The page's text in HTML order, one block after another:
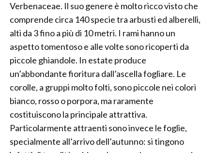
Verbenaceae. Il suo genere è molto ricco visto che
comprende circa 140 specie tra arbusti ed alberelli,
alti da 3 fino a più di 10 metri. I rami hanno un
aspetto tomentoso e alle volte sono ricoperti da
piccole ghiandole. In estate produce
un’abbondante fioritura dall’ascella fogliare. Le
corolle, a gruppi molto folti, sono piccole nei colori
bianco, rosso o porpora, ma raramente
costituiscono la principale attrattiva.
Particolarmente attraenti sono invece le foglie,
specialmente all’arrivo dell’autunno: si tingono